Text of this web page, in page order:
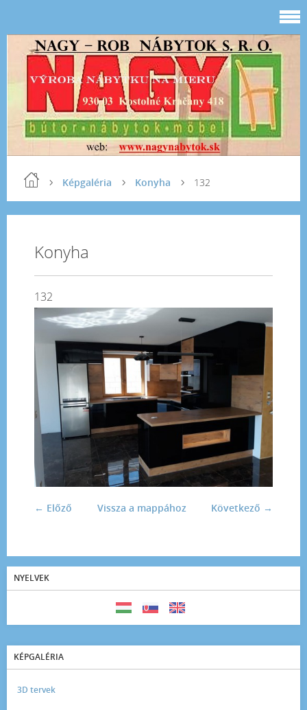
Képgaléria Konyha 132
Konyha
132
← Előző Következő →
Vissza a mappához
NYELVEK
KÉPGALÉRIA
3D tervek